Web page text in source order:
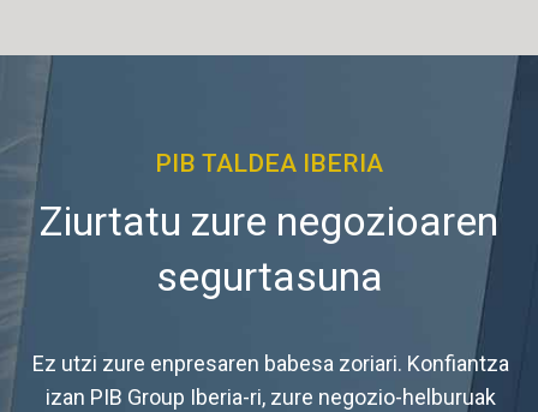
PIB TALDEA IBERIA
Ziurtatu zure negozioaren
segurtasuna
Ez utzi zure enpresaren babesa zoriari. Konfiantza
izan PIB Group Iberia-ri, zure negozio-helburuak